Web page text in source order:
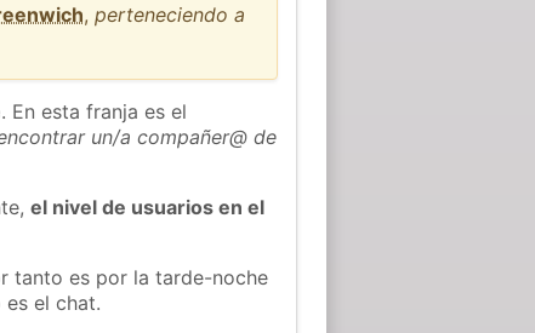
,perteneciendo a
. En esta franja es el
un/a compañer@ de
el nivel de usuarios en el
tanto es por la tarde-noche
el chat.